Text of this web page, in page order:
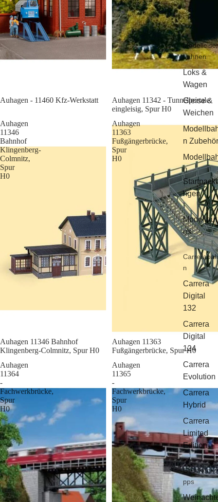
bahnen
Loks &
Wagen
Gleise &
Weichen
n Zubehör
n
ngen
Modellaut
os
Carrerabah
n
Carrera
Digital
132
Carrera
Digital
124
Carrera
Evolution
Carrera
Hybrid
Carrera
Limited
Edition
Geschenkti
pps
Sale
Auhagen - 11460 Kfz-Werkstatt
Auhagen 11342 - Tunnelportale
eingleisig, Spur H0
Auhagen
11346
Bahnhof
Klingenberg-
Colmnitz,
Spur
H0
Sale
Auhagen 11346 Bahnhof
Klingenberg-Colmnitz, Spur H0
Auhagen
11363
Fußgängerbrücke,
Spur
H0
Sale
Auhagen 11363
Fußgängerbrücke, Spur H0
Auhagen
11364
-
Fachwerkbrücke,
Spur
H0
Auhagen
11365
-
Fachwerkbrücke,
Spur
H0